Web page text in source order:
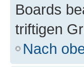
Boards
triftigen
Nach